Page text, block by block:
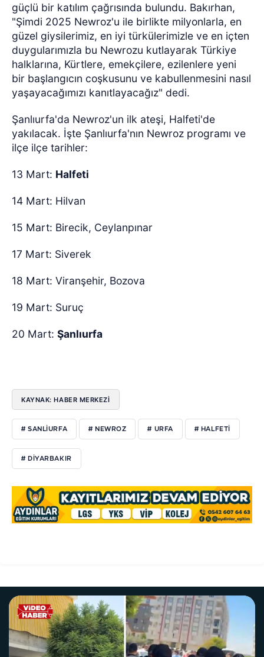
güçlü bir katılım çağrısında bulundu. Bakırhan,
"Şimdi 2025 Newroz'u ile birlikte milyonlarla, en
güzel giysilerimiz, en iyi türkülerimizle ve en içten
duygularımızla bu Newrozu kutlayarak Türkiye
halklarına, Kürtlere, emekçilere, ezilenlere yeni
bir başlangıcın coşkusunu ve kabullenmesini nasıl
yaşayacağımızı kanıtlayacağız" dedi.
Şanlıurfa'da Newroz'un ilk ateşi, Halfeti'de
yakılacak. İşte Şanlıurfa'nın Newroz programı ve
ilçe ilçe tarihler:
13 Mart: Halfeti
14 Mart: Hilvan
15 Mart: Birecik, Ceylanpınar
17 Mart: Siverek
18 Mart: Viranşehir, Bozova
19 Mart: Suruç
20 Mart:Şanlıurfa
KAYNAK: HABER MERKEZİ
# SANLIURFA # NEWROZ # URFA # HALFETI
# DIYARBAKIR